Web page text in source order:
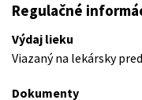
Regulačné
Výdaj lieku
Viazaný na lekársky
Dokumenty